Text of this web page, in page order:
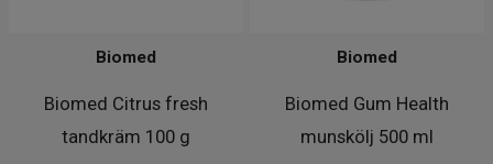
Biomed Citrus fresh
tandkräm 100 g
Biomed
Biomed Gum Health
munskölj 500 ml
Biomed